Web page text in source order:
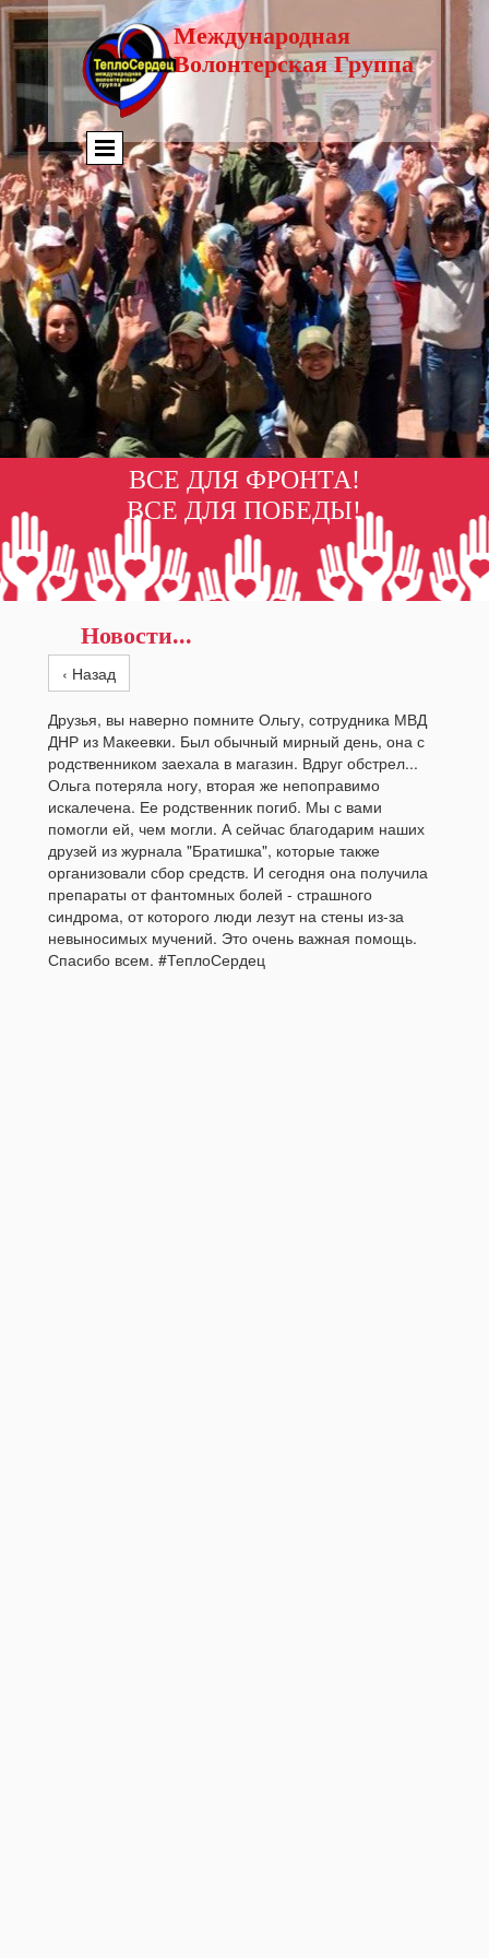
Международная
Волонтерская Группа
ВСЕ ДЛЯ ФРОНТА!
ВСЕ ДЛЯ ПОБЕДЫ!
‹ Назад
Друзья, вы наверно помните Ольгу, сотрудника МВД
ДНР из Макеевки. Был обычный мирный день, она с
родственником заехала в магазин. Вдруг обстрел...
Ольга потеряла ногу, вторая же непоправимо
искалечена. Ее родственник погиб. Мы с вами
помогли ей, чем могли. А сейчас благодарим наших
друзей из журнала "Братишка", которые также
организовали сбор средств. И сегодня она получила
препараты от фантомных болей - страшного
синдрома, от которого люди лезут на стены из-за
невыносимых мучений. Это очень важная помощь.
Спасибо всем. #ТеплоСердец
Новости...